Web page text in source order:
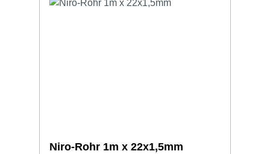
Niro-Rohr 1m x 22x1,5mm